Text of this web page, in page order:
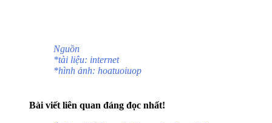
Nguồn
*tài liệu: internet
*hình ảnh: hoatuoiuop
Bài viết liên quan đáng đọc nhất!